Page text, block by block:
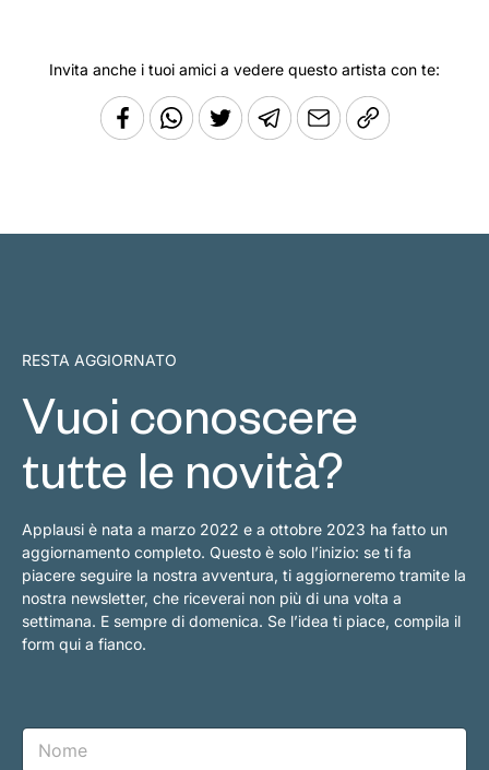
Invita anche i tuoi amici a vedere questo artista con te:
RESTA AGGIORNATO
Vuoi conoscere
tutte le novità?
Applausi è nata a marzo 2022 e a ottobre 2023 ha fatto un
aggiornamento completo. Questo è solo l’inizio: se ti fa
piacere seguire la nostra avventura, ti aggiorneremo tramite la
nostra newsletter, che riceverai non più di una volta a
settimana. E sempre di domenica. Se l’idea ti piace, compila il
form qui a fianco.
N